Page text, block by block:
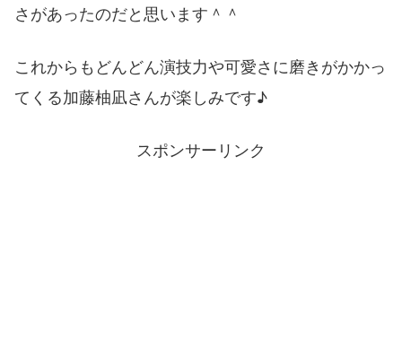
さがあったのだと思います＾＾
これからもどんどん演技力や可愛さに磨きがかかっ
てくる加藤柚凪さんが楽しみです♪
スポンサーリンク